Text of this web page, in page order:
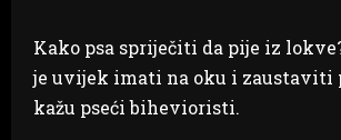
Kako psa spriječiti da pije iz
je uvijek imati na oku i zaustaviti
kažu pseći bihevioristi.